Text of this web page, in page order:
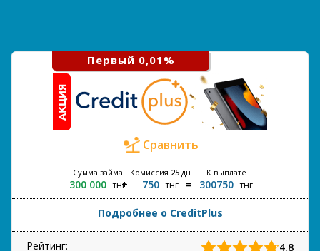
Первый 0,01%
Сравнить
Сумма займа
300 000 тнг
Комиссия 25дн
750 тнг
К выплате
300750 тнг
Подробнее о CreditPlus
Рейтинг: 4.8